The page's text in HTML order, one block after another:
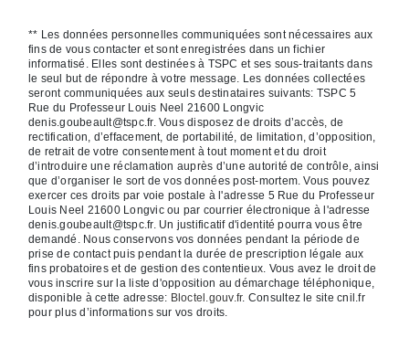
** Les données personnelles communiquées sont nécessaires aux
fins de vous contacter et sont enregistrées dans un fichier
informatisé. Elles sont destinées à TSPC et ses sous-traitants dans
le seul but de répondre à votre message. Les données collectées
seront communiquées aux seuls destinataires suivants: TSPC 5
Rue du Professeur Louis Neel 21600 Longvic
denis.goubeault@tspc.fr. Vous disposez de droits d’accès, de
rectification, d’effacement, de portabilité, de limitation, d’opposition,
de retrait de votre consentement à tout moment et du droit
d’introduire une réclamation auprès d’une autorité de contrôle, ainsi
que d’organiser le sort de vos données post-mortem. Vous pouvez
exercer ces droits par voie postale à l'adresse 5 Rue du Professeur
Louis Neel 21600 Longvic ou par courrier électronique à l'adresse
denis.goubeault@tspc.fr. Un justificatif d'identité pourra vous être
demandé. Nous conservons vos données pendant la période de
prise de contact puis pendant la durée de prescription légale aux
fins probatoires et de gestion des contentieux. Vous avez le droit de
vous inscrire sur la liste d'opposition au démarchage téléphonique,
disponible à cette adresse: Bloctel.gouv.fr. Consultez le site cnil.fr
pour plus d’informations sur vos droits.